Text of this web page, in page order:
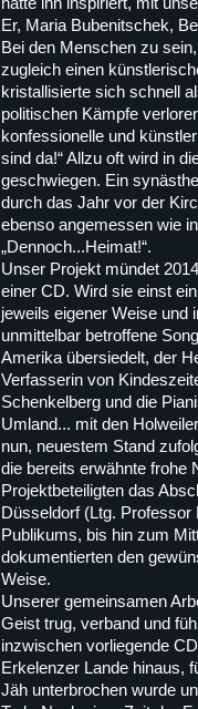
Er, Maria Bubenitschek,
Bei den Menschen zu
zugleich einen
kristallisierte sich schnell
politischen Kämpfe
konfessionelle und
sind da!“ Allzu oft wird in
geschwiegen. Ein
durch das Jahr vor der
ebenso angemessen wie
„Dennoch...Heimat!“.
Unser Projekt mündet
einer CD. Wird sie einst
jeweils eigener Weise und
unmittelbar betroffene
Amerika übersiedelt, der
Verfasserin von
Schenkelberg und die
Umland... mit den
nun, neuestem Stand
die bereits erwähnte frohe
Projektbeteiligten das
Düsseldorf (Ltg. Professor
Publikums, bis hin zum
dokumentierten den
Weise.
Unserer gemeinsamen
Geist trug, verband und
inzwischen vorliegende
Erkelenzer Lande hinaus,
Jäh unterbrochen wurde